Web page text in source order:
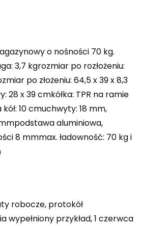
o nośności 70 kg.
3,7 kgrozmiar po rozłożeniu:
po złożeniu: 64,5 x 39 x 8,3
28 x 39 cmkółka: TPR na ramie
10 cmuchwyty: 18 mm,
aluminiowa,
8 mmmax. ładowność: 70 kg i
robocze, protokół
wypełniony przykład, 1 czerwca